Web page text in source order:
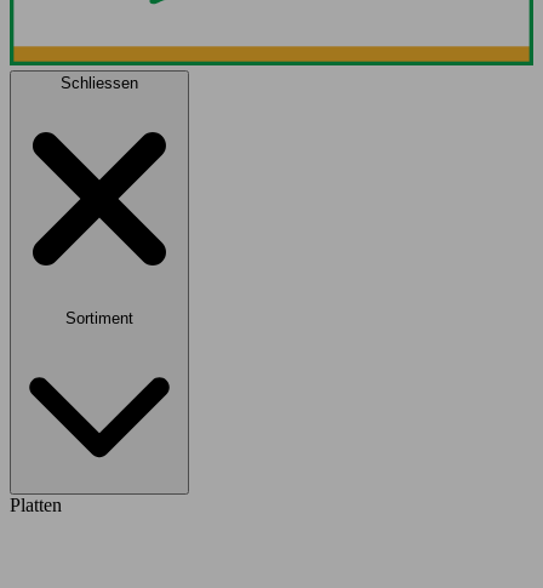
Schliessen
Sortiment
Platten